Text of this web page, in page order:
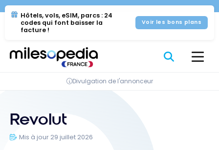
Panneau de gestion des cookies
Se
rendreHôtels, vols, eSIM, parcs : 24
codes qui font baisser la
facture !
Voir les bons plans
Divulgation de l'annonceur
Revolut
Mis à jour 29 juillet 2026